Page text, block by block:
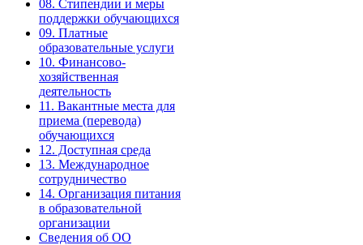
08. Стипендии и меры
поддержки обучающихся
09. Платные
образовательные услуги
10. Финансово-
хозяйственная
деятельность
11. Вакантные места для
приема (перевода)
обучающихся
12. Доступная среда
13. Международное
сотрудничество
14. Организация питания
в образовательной
организации
Сведения об ОО